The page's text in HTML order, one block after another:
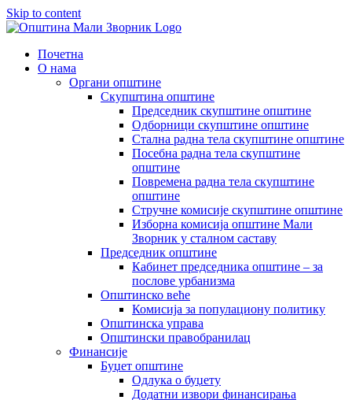
Skip to content
Почетна
О нама
Органи општине
Скупштина општине
Председник скупштине општине
Одборници скупштине општине
Стална радна тела скупштине општине
Посебна радна тела скупштине
општине
Повремена радна тела скупштине
општине
Стручне комисије скупштине општине
Изборна комисија општине Мали
Зворник у сталном саставу
Председник општине
Кабинет председника општине – за
послове урбанизма
Општинско веће
Комисија за популациону политику
Општинска управа
Општински правобранилац
Финансије
Буџет општине
Одлука о буџету
Додатни извори финансирања